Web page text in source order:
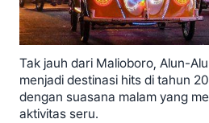
Tak jauh dari Malioboro, Alun-
menjadi destinasi hits di tahun
dengan suasana malam yang
aktivitas seru.